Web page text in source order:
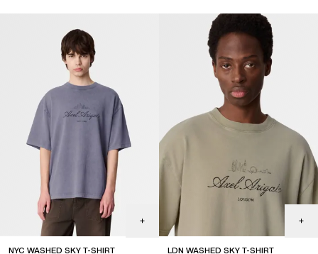
NYC WASHED SKY T-SHIRT LDN WASHED SKY T-SHIRT